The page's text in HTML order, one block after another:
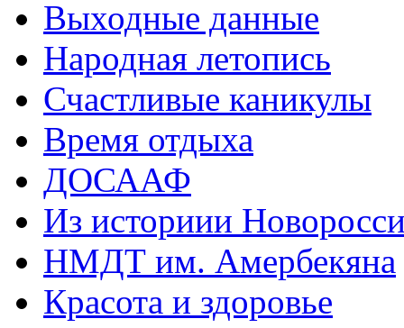
Выходные данные
Народная летопись
Счастливые каникулы
Время отдыха
ДОСААФ
Из историии
НМДТ им. Амербекяна
Красота и здоровье